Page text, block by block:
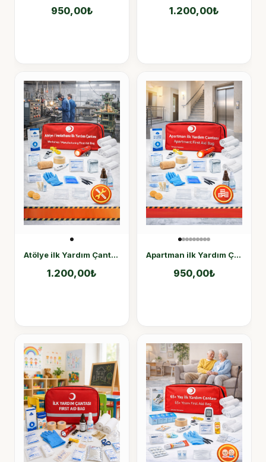
950,00₺ 1.200,00₺
Atölye ilk Yardım Çantası İmalathane Acil Durum Çantası
1.200,00₺
Apartman ilk Yardım Çantası 50 Parça
950,00₺